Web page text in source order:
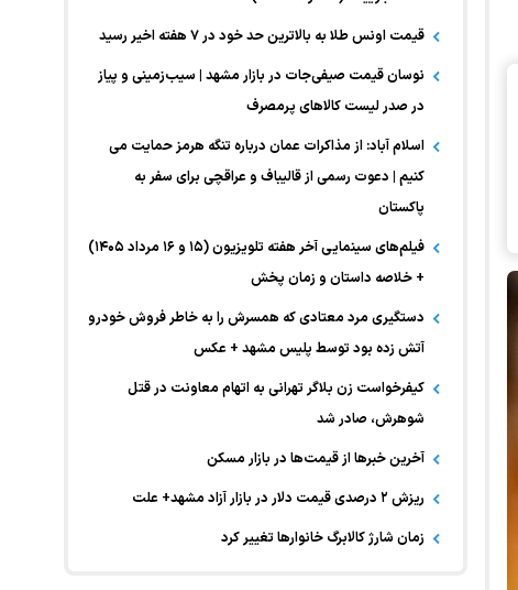
قیمت اونس طلا به بالاترین حد خود در ۷ هفته اخیر رسید
نوسان قیمت صیفی‌جات در بازار مشهد | سیب‌زمینی و پیاز
در صدر لیست کالا‌های پرمصرف
اسلام آباد: از مذاکرات عمان درباره تنگه هرمز حمایت می
کنیم | دعوت رسمی از قالیباف و عراقچی برای سفر به
پاکستان
فیلم‌های سینمایی آخر هفته تلویزیون (۱۵ و ۱۶ مرداد ۱۴۰۵)
+ خلاصه داستان و زمان پخش
دستگیری مرد معتادی که همسرش را به خاطر فروش خودرو
آتش زده بود توسط پلیس مشهد + عکس
کیفرخواست زن بلاگر تهرانی به اتهام معاونت در قتل
شوهرش، صادر شد
آخرین خبر‌ها از قیمت‌ها در بازار مسکن
ریزش ۲ درصدی قیمت دلار در بازار آزاد مشهد+ علت
زمان شارژ کالابرگ خانوارها تغییر کرد